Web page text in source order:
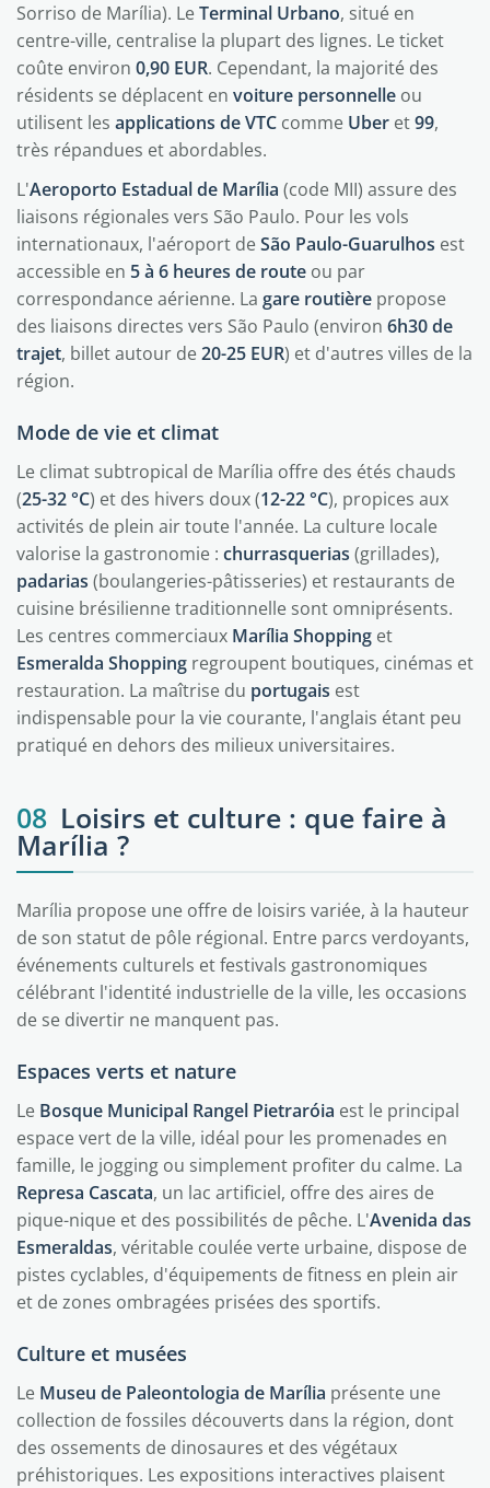
Sorriso de Marília). LeTerminal Urbano, situé en
centre-ville, centralise la plupart des lignes. Le ticket
coûte environ 0,90 EUR. Cependant, la majorité des
résidents se déplacent en voiture personnelle ou
utilisent les applications de VTC comme Uber et99,
très répandues et abordables.
L'Aeroporto Estadual de Marília (code MII) assure des
liaisons régionales vers São Paulo. Pour les vols
internationaux, l'aéroport deSão Paulo-Guarulhos est
accessible en 5 à 6 heures de route ou par
correspondance aérienne. La gare routière propose
des liaisons directes vers São Paulo (environ 6h30 de
trajet, billet autour de20-25 EUR) et d'autres villes de la
région.
Mode de vie et climat
Le climat subtropical de Marília offre des étés chauds
(25-32 °C) et des hivers doux (12-22 °C), propices aux
activités de plein air toute l'année. La culture locale
valorise la gastronomie : churrasquerias (grillades),
padarias (boulangeries-pâtisseries) et restaurants de
cuisine brésilienne traditionnelle sont omniprésents.
Les centres commerciaux Marília Shopping et
Esmeralda Shopping regroupent boutiques, cinémas et
restauration. La maîtrise du portugais est
indispensable pour la vie courante, l'anglais étant peu
pratiqué en dehors des milieux universitaires.
08 Loisirs et culture : que faire à
Marília ?
Marília propose une offre de loisirs variée, à la hauteur
de son statut de pôle régional. Entre parcs verdoyants,
événements culturels et festivals gastronomiques
célébrant l'identité industrielle de la ville, les occasions
de se divertir ne manquent pas.
Espaces verts et nature
Le Bosque Municipal Rangel Pietraróia est le principal
espace vert de la ville, idéal pour les promenades en
famille, le jogging ou simplement profiter du calme. La
Represa Cascata, un lac artificiel, offre des aires de
pique-nique et des possibilités de pêche. L'Avenida das
Esmeraldas, véritable coulée verte urbaine, dispose de
pistes cyclables, d'équipements de fitness en plein air
et de zones ombragées prisées des sportifs.
Culture et musées
Le Museu de Paleontologia de Marília présente une
collection de fossiles découverts dans la région, dont
des ossements de dinosaures et des végétaux
préhistoriques. Les expositions interactives plaisent